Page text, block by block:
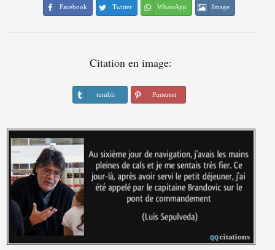
Facebook Twitter WhatsApp Image
Citation en image:
tumblr Pinterest